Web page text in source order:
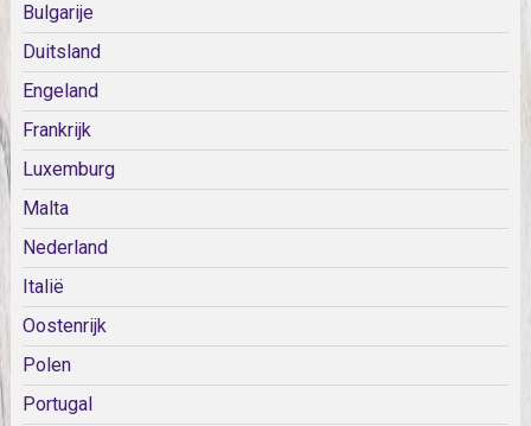
Bulgarije
Duitsland
Engeland
Frankrijk
Luxemburg
Malta
Nederland
Italië
Oostenrijk
Polen
Portugal